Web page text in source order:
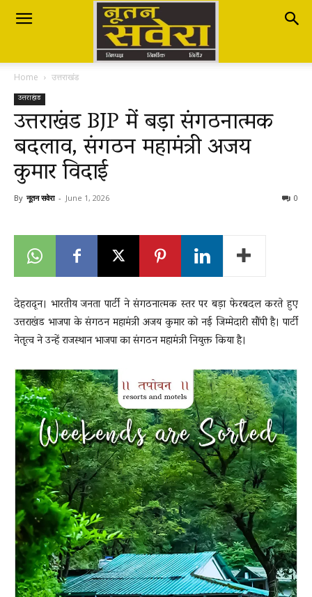
Nutan
Savera
नूतन
सवेरा
Breaking
LIVE
Home उत्तराखंड
उत्तराखंड
उत्तराखंड BJP में बड़ा संगठनात्मक
बदलाव, संगठन महामंत्री अजय
कुमार विदाई
By नूतन सवेरा - June 1, 2026 0
देहरादून। भारतीय जनता पार्टी ने संगठनात्मक स्तर पर बड़ा फेरबदल करते हुए
उत्तराखंड भाजपा के संगठन महामंत्री अजय कुमार को नई जिम्मेदारी सौंपी है। पार्टी
नेतृत्व ने उन्हें राजस्थान भाजपा का संगठन महामंत्री नियुक्त किया है।